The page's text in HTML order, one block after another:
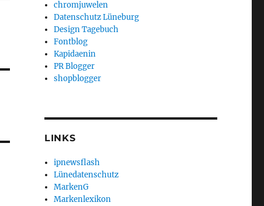
chromjuwelen
Datenschutz Lüneburg
Design Tagebuch
Fontblog
Kapidaenin
PR Blogger
shopblogger
LINKS
ipnewsflash
Lünedatenschutz
MarkenG
Markenlexikon